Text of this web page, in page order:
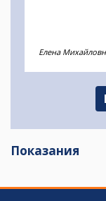
стали
лечащего
Елена
Показания